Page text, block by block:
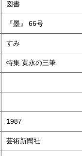
図書
『墨』 66号
すみ
特集 寛永の三筆
1987
芸術新聞社